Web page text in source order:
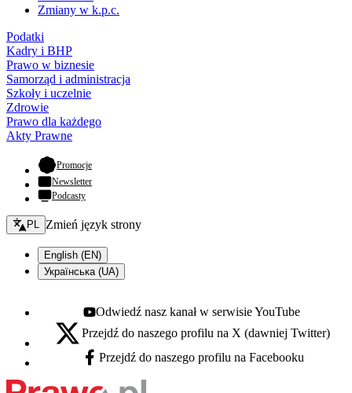
Zmiany w k.p.c.
Podatki
Kadry i BHP
Prawo w biznesie
Samorząd i administracja
Szkoły i uczelnie
Zdrowie
Prawo dla każdego
Akty Prawne
Promocje- otwiera się w nowej karcie
Newsletter
Podcasty
Zmień język - bieżący:
PL Zmień język strony
English (EN)
Українська (UA)
Youtube - otwiera się w nowej karcie
Odwiedź nasz kanał w serwisie YouTube
X - otwiera się w nowej karcie
Przejdź do naszego profilu na X (dawniej Twitter)
Facebook - otwiera się w nowej karcie
Przejdź do naszego profilu na Facebooku